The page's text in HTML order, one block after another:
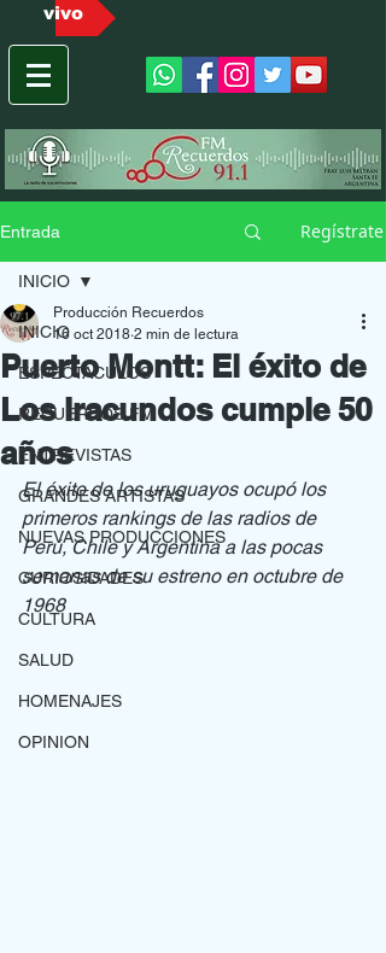
vivo
Entrada Regístrate
INICIO
ESPECTACULOS
RECUERDOS FM
ENTREVISTAS
GRANDES ARTISTAS
NUEVAS PRODUCCIONES
CURIOSIDADES
CULTURA
SALUD
HOMENAJES
OPINION
INICIO
Puerto Montt: El éxito de
Los Iracundos cumple 50
años
Producción Recuerdos
16 oct 2018 2 min de lectura
El éxito de los uruguayos ocupó los
primeros rankings de las radios de
Perú, Chile y Argentina a las pocas
semanas de su estreno en octubre de
1968